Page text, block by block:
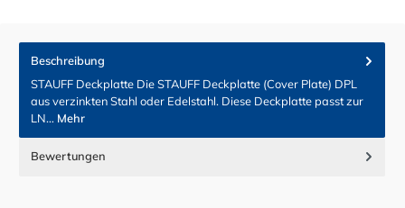
Beschreibung
STAUFF Deckplatte Die STAUFF Deckplatte (Cover Plate) DPL
aus verzinkten Stahl oder Edelstahl. Diese Deckplatte passt zur
LN… Mehr
Bewertungen